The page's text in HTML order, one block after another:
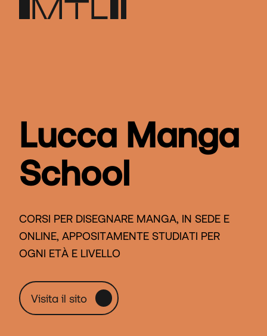
Lucca Manga
School
CORSI PER DISEGNARE MANGA, IN SEDE E
ONLINE, APPOSITAMENTE STUDIATI PER
OGNI ETÀ E LIVELLO
Visita il sito